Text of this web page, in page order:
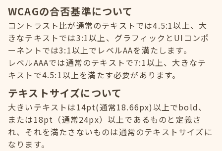
WCAGの合否基準について
コントラスト比が通常のテキストでは4.5:1以上、大
きなテキストでは3:1以上、グラフィックとUIコンポ
ーネントでは3:1以上でレベルAAを満たします。
レベルAAAでは通常のテキストで7:1以上、大きなテ
キストで4.5:1以上を満たす必要があります。
テキストサイズについて
大きいテキストは14pt(通常18.66px)以上でbold、
または18pt（通常24px）以上であるものと定義さ
れ、それを満たさないものは通常のテキストサイズに
なります。